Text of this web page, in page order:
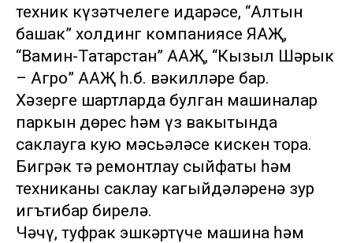
техник күзәтчелеге идарәсе, “Алтын
башак” холдинг компаниясе ЯАҖ,
“Вамин-Татарстан” ААҖ, “Кызыл Шәрык
– Агро” ААҖ һ.б. вәкилләре бар.
Хәзерге шартларда булган машиналар
паркын дөрес һәм үз вакытында
саклауга кую мәсьәләсе кискен тора.
Бигрәк тә ремонтлау сыйфаты һәм
техниканы саклау кагыйдәләренә зур
игътибар бирелә.
Чәчү, туфрак эшкәртүче машина һәм